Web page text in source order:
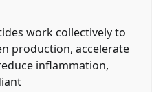
work collectively to
production, accelerate
inflammation,